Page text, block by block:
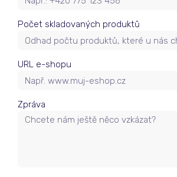
Počet skladovaných produktů
URL e-shopu
Zpráva